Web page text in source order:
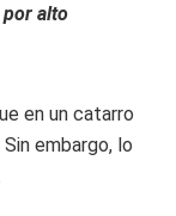
por alto
en un catarro
embargo, lo